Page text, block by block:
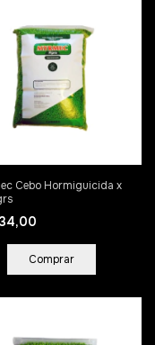
Cebo Hormiguicida x